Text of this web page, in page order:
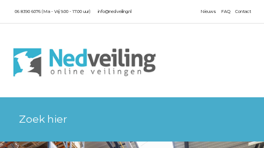
06 8390 6076 (Ma - Vrij 9.00 - 17.00 uur) info@nedveiling.nl Contact
FAQ
Nieuws